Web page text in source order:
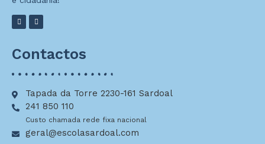
Contactos
Tapada da Torre 2230-161 Sardoal
241 850 110
Custo chamada rede fixa nacional
geral@escolasardoal.com